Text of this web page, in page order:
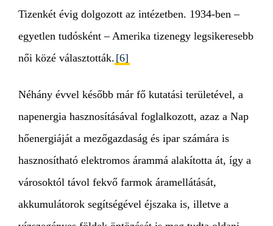
Tizenkét évig dolgozott az intézetben. 1934-ben –
egyetlen tudósként – Amerika tizenegy legsikeresebb
női közé választották. [6]
Néhány évvel később már fő kutatási területével, a
napenergia hasznosításával foglalkozott, azaz a Nap
hőenergiáját a mezőgazdaság és ipar számára is
hasznosítható elektromos árammá alakította át, így a
városoktól távol fekvő farmok áramellátását,
akkumulátorok segítségével éjszaka is, illetve a